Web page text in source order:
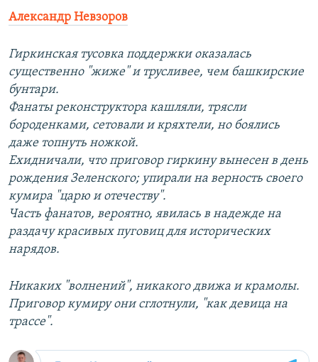
Александр Невзоров
Гиркинская тусовка поддержки оказалась
существенно "жиже" и трусливее, чем башкирские
бунтари.
Фанаты реконструктора кашляли, трясли
бороденками, сетовали и кряхтели, но боялись
даже топнуть ножкой.
Ехидничали, что приговор гиркину вынесен в день
рождения Зеленского; упирали на верность своего
кумира "царю и отечеству".
Часть фанатов, вероятно, явилась в надежде на
раздачу красивых пуговиц для исторических
нарядов.
Никаких "волнений", никакого движа и крамолы.
Приговор кумиру они сглотнули, "как девица на
трассе".